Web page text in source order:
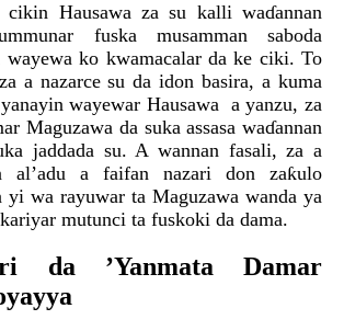
cikin Hausawa za su kalli waɗannan
fuska musamman saboda
wayewa ko kwamacalar da ke ciki. To
a nazarce su da idon basira, a kuma
wayewar Hausawa a yanzu, za
Maguzawa da suka assasa waɗannan
jaddada su. A wannan fasali, za a
al’adu a faifan nazari don zaƙulo
yi wa rayuwar ta Maguzawa wanda ya
mutunci ta fuskoki da dama.
da ’Yanmata Damar